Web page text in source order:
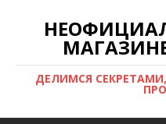
ДЕЛИМСЯ